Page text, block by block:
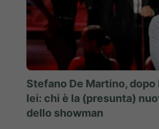
Stefano De Martino, dopo
lei: chi è la (presunta)
dello showman